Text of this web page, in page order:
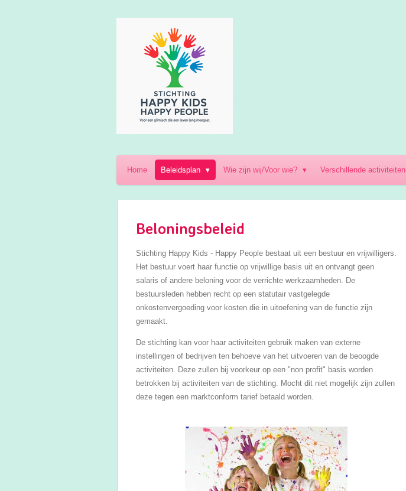
Home Beleidsplan Wie zijn wij/Voor wie? Verschillende activiteiten
Beloningsbeleid
Stichting Happy Kids - Happy Peoplebestaat uit een bestuur en vrijwilligers.
Het bestuur voert haar functie op vrijwillige basis uit en ontvangt geen
salaris of andere beloning voor de verrichte werkzaamheden. De
bestuursleden hebben recht op een statutair vastgelegde
onkostenvergoeding voor kosten die in uitoefening van de functie zijn
gemaakt.
De stichting kan voor haar activiteiten gebruik maken van externe
instellingen of bedrijven ten behoeve van het uitvoeren van de beoogde
activiteiten. Deze zullen bij voorkeur op een "non profit" basis worden
betrokken bij activiteiten van de stichting. Mocht dit niet mogelijk zijn zullen
deze tegen een marktconform tarief betaald worden.